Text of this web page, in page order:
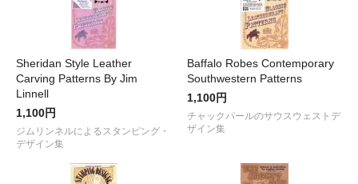
Sheridan Style Leather
Carving Patterns By Jim
Linnell
1,100円
ジムリンネルによるスタンピング・
デザイン集
Baffalo Robes Contemporary
Southwestern Patterns
1,100円
チャックパールのサウスウェストデ
ザイン集